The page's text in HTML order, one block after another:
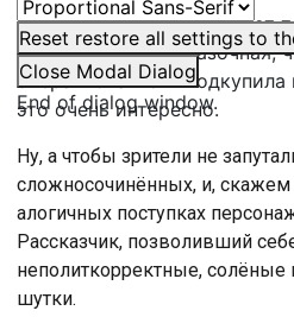
Reset restore all settings to
Close Modal Dialog
End of dialog window.
ТИГРИЙ БАЖАКИН,солист
Вот эта чистота сказочная,
опера – она меня
это очень интересно.
Ну, а чтобы зрители не
сложносочинённых, и, скажем
алогичных поступках
Рассказчик, позволивший
неполиткорректные, солёные
шутки.